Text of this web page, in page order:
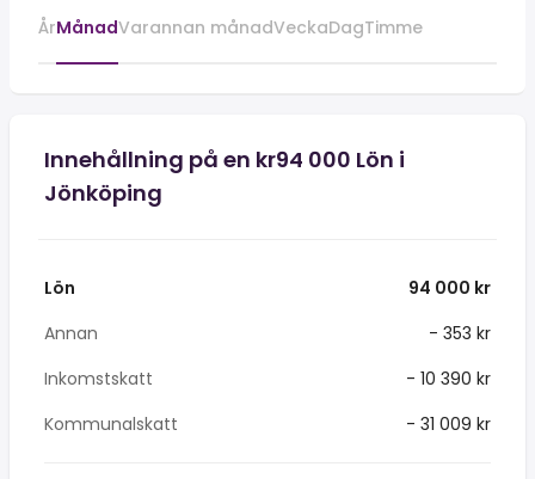
ÅrMånadVarannan månadVeckaDagTimme
Innehållning på en kr94 000 Lön i
Jönköping
Lön
94 000 kr
Annan
- 353 kr
Inkomstskatt
- 10 390 kr
Kommunalskatt
- 31 009 kr